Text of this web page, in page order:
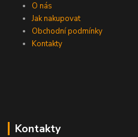
O nás
Jak nakupovat
Obchodní podmínky
Kontakty
Kontakty